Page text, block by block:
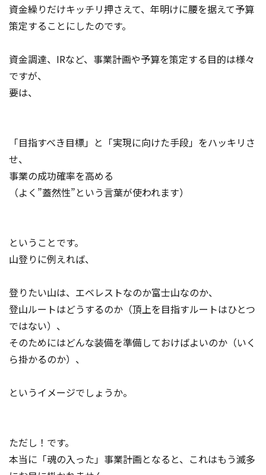
資金繰りだけキッチリ押さえて、年明けに腰を据えて予算
策定することにしたのです。
資金調達、IRなど、事業計画や予算を策定する目的は様々
ですが、
要は、
「目指すべき目標」と「実現に向けた手段」をハッキリさ
せ、
事業の成功確率を高める
（よく”蓋然性”という言葉が使われます）
ということです。
山登りに例えれば、
登りたい山は、エベレストなのか富士山なのか、
登山ルートはどうするのか（頂上を目指すルートはひとつ
ではない）、
そのためにはどんな装備を準備しておけばよいのか（いく
ら掛かるのか）、
というイメージでしょうか。
ただし！です。
本当に「魂の入った」事業計画となると、これはもう滅多